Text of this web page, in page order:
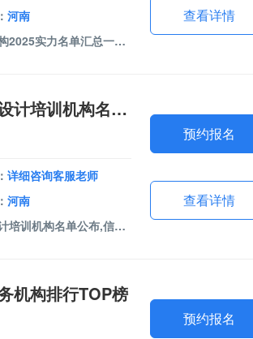
河南
课程介绍：国内十大河南平面设计专业培训机构2025实力名单汇总一览,信阳新起点广告成立于2023年，是一家专注于数字创意与视觉传达的创新型广告服务机构。课程包括室内设计软件、平面设计软件、办公软件、视频剪辑。我们以专业的设计软件培训为核心业务，致力于为客户提供全方位的数字技能培训解决方案。
查看详情
力推河南含金量高的全流程平面设计培训机构名单公布
详细咨询客服老师
河南
课程介绍：力推河南含金量高的全流程平面设计培训机构名单公布,信阳新起点广告成立于2023年，是一家专注于数字创意与视觉传达的创新型广告服务机构。课程包括室内设计软件、平面设计软件、办公软件、视频剪辑。我们以专业的设计软件培训为核心业务，致力于为客户提供全方位的数字技能培训解决方案。
预约报名
查看详情
机构排行TOP榜
预约报名